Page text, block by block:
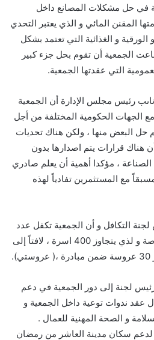
في حل مشكلات المصانع داخل
المقنن المائي و الذي يعتبر التحدي
و الغذائية التي تعتمد بشكل
الجمعية أن تقوم بحل جزء كبير
التي عقدتها الجمعية.
رئيس مجلس الإدارة أن الجمعية
الجهات الحكومية المختلفة من أجل
حل البعض منها ، ولكن هناك تحديات
هناك قرارات يتم اصدارها بدون
، مؤكدا أهمية أن يعلم صادري
مع المستثمرين تفادياً لهذه
التكافل و أن الجمعية تكفل عدد
كبير من ذوي الاحتياجات الخاصة و لذي يتجاوز 400 اسرة ، لافتاً إلى
لجنة إلى دور الجمعية في دعم
عقد ندوات توعية داخل الجمعية و
و الصحة المهنية للعمال .
لدعم سكان مدينة العاشر من رمضان